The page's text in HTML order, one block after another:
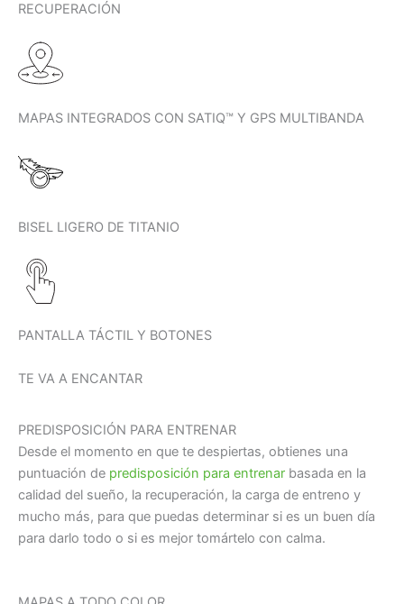
RECUPERACIÓN
MAPAS INTEGRADOS CON SATIQ™ Y GPS MULTIBANDA
BISEL LIGERO DE TITANIO
PANTALLA TÁCTIL Y BOTONES
TE VA A ENCANTAR
PREDISPOSICIÓN PARA ENTRENAR
Desde el momento en que te despiertas, obtienes una
puntuación de predisposición para entrenar basada en la
calidad del sueño, la recuperación, la carga de entreno y
mucho más, para que puedas determinar si es un buen día
para darlo todo o si es mejor tomártelo con calma.